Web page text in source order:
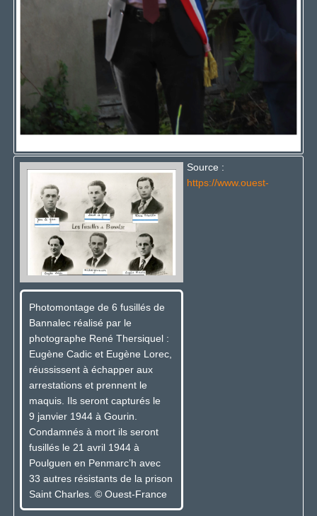
Photomontage de 6 fusillés de
Bannalec réalisé par le
photographe René Thersiquel :
Eugène Cadic et Eugène Lorec,
réussissent à échapper aux
arrestations et prennent le
maquis. Ils seront capturés le
9 janvier 1944 à Gourin.
Condamnés à mort ils seront
fusillés le 21 avril 1944 à
Poulguen en Penmarc’h avec
33 autres résistants de la prison
Saint Charles. © Ouest-France
Source :
https://www.ouest-